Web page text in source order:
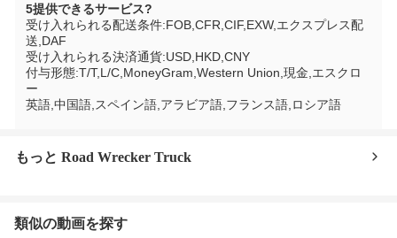
5提供できるサービス?
受け入れられる配送条件:FOB,CFR,CIF,EXW,エクスプレス配
送,DAF
受け入れられる決済通貨:USD,HKD,CNY
付与形態:T/T,L/C,MoneyGram,Western Union,現金,エスクロ
ー
英語,中国語,スペイン語,アラビア語,フランス語,ロシア語
もっと Road Wrecker Truck
類似の動画を探す